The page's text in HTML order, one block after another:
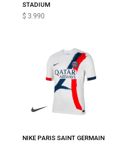
STADIUM
$ 3.990
NIKE PARIS SAINT GERMAIN